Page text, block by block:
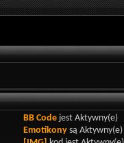
BB Codejest Aktywny(e)
Emotikonysą Aktywny(e)